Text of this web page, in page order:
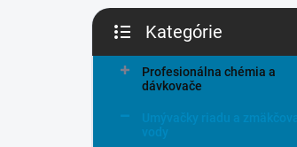
B
č
kategórie
Kategórie
Profesionálna chémia a
dávkovače
Umývačky riadu a
vody